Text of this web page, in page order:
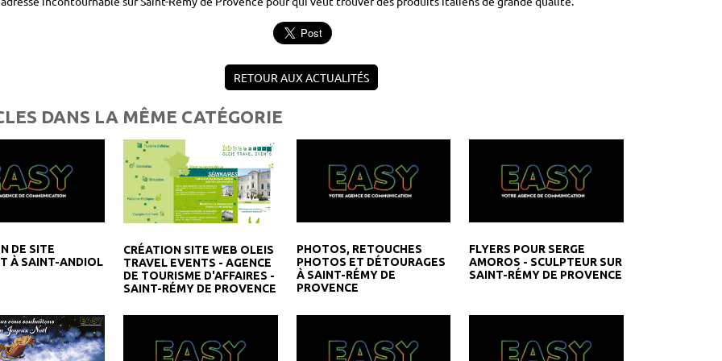
RETOUR AUX ACTUALITÉS
DANS LA MÊME CATÉGORIE
DE SITE
À SAINT-ANDIOL
CRÉATION SITE WEB OLEIS
TRAVEL EVENTS - AGENCE
DE TOURISME D'AFFAIRES -
SAINT-RÉMY DE PROVENCE
PHOTOS, RETOUCHES
PHOTOS ET DÉTOURAGES
À SAINT-RÉMY DE
PROVENCE
FLYERS POUR SERGE
AMOROS - SCULPTEUR SUR
SAINT-RÉMY DE PROVENCE